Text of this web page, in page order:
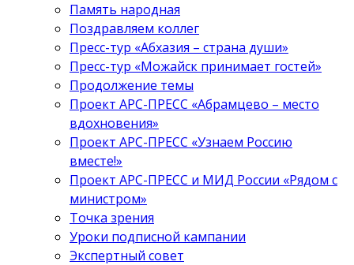
Память народная
Поздравляем коллег
Пресс-тур «Абхазия – страна души»
Пресс-тур «Можайск принимает гостей»
Продолжение темы
Проект АРС-ПРЕСС «Абрамцево – место
вдохновения»
Проект АРС-ПРЕСС «Узнаем Россию
вместе!»
Проект АРС-ПРЕСС и МИД России «Рядом с
министром»
Точка зрения
Уроки подписной кампании
Экспертный совет